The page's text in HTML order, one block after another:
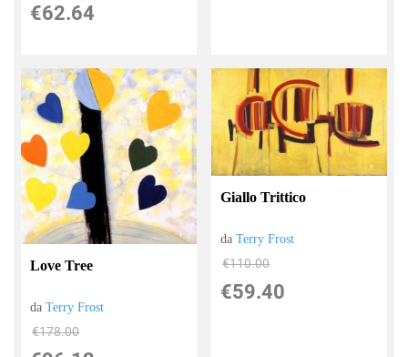
€62.64
Love Tree
daTerry Frost
€178.00
Giallo Trittico
daTerry Frost
€110.00
€59.40